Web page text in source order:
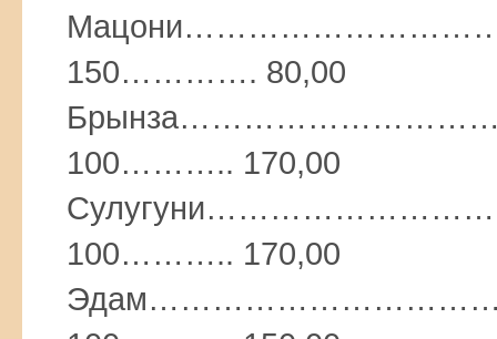
150…………. 80,00
100……….. 170,00
100……….. 170,00